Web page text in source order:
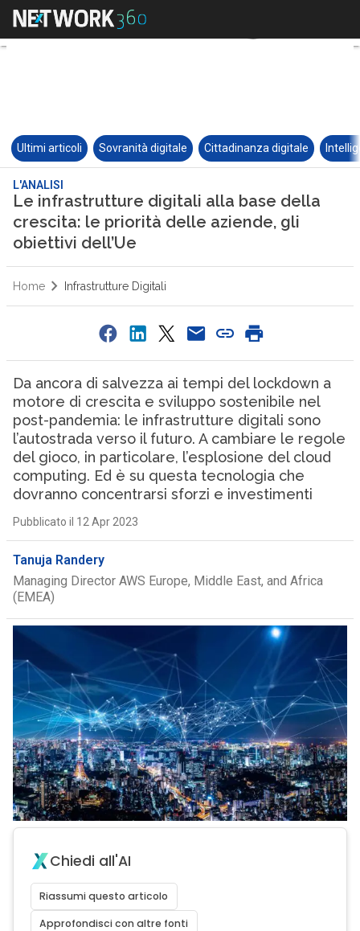
Ultimi articoli Sovranità digitale Cittadinanza digitale
L'ANALISI
Le infrastrutture digitali alla base della
crescita: le priorità delle aziende, gli
obiettivi dell’Ue
Home Infrastrutture Digitali
Da ancora di salvezza ai tempi del lockdown a
motore di crescita e sviluppo sostenibile nel
post-pandemia: le infrastrutture digitali sono
l’autostrada verso il futuro. A cambiare le regole
del gioco, in particolare, l’esplosione del cloud
computing. Ed è su questa tecnologia che
dovranno concentrarsi sforzi e investimenti
Pubblicato il 12 Apr 2023
Tanuja Randery
Managing Director AWS Europe, Middle East, and Africa
(EMEA)
Chiedi all'AI
Riassumi questo articolo
Approfondisci con altre fonti